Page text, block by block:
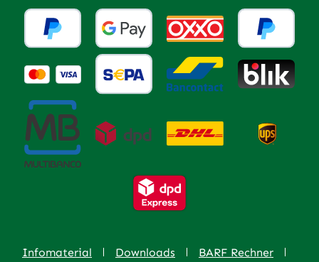
Infomaterial Downloads
BARF Rechner